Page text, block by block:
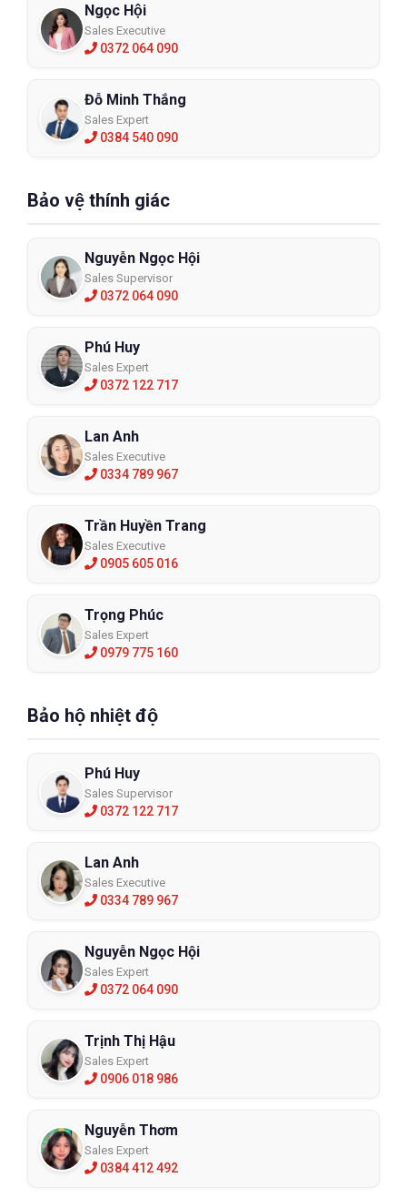
Ngọc Hội
Sales Executive
0372 064 090
Đỗ Minh Thắng
Sales Expert
0384 540 090
Bảo vệ thính giác
Nguyễn Ngọc Hội
Sales Supervisor
0372 064 090
Phú Huy
Sales Expert
0372 122 717
Lan Anh
Sales Executive
0334 789 967
Trần Huyền Trang
Sales Executive
0905 605 016
Trọng Phúc
Sales Expert
0979 775 160
Bảo hộ nhiệt độ
Phú Huy
Sales Supervisor
0372 122 717
Lan Anh
Sales Executive
0334 789 967
Nguyễn Ngọc Hội
Sales Expert
0372 064 090
Trịnh Thị Hậu
Sales Expert
0906 018 986
Nguyễn Thơm
Sales Expert
0384 412 492